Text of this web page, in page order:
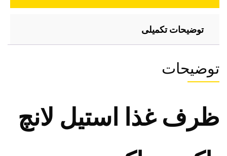
توضیحات تکمیلی
توضیحات
ظرف غذا استیل لانچ